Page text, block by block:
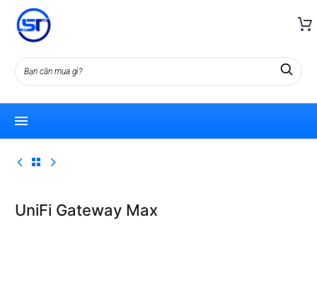
UniFi Gateway Max